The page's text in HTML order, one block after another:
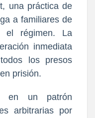
una práctica de
a familiares de
el régimen. La
inmediata
los presos
prisión.
en un patrón
arbitrarias por